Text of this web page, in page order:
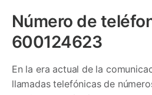
Número de
600124623
En la era actual de la
llamadas telefónicas de